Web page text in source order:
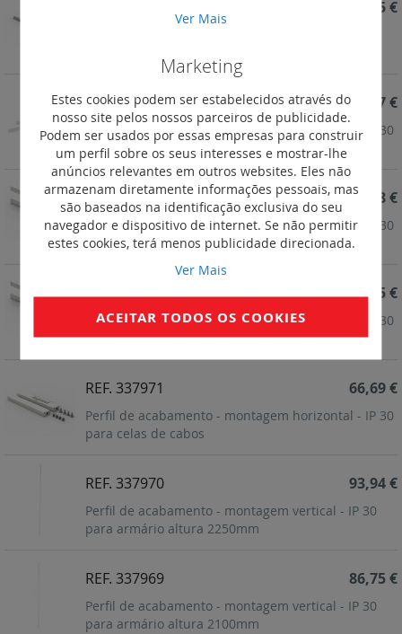
86,75 €
REF. 337974
Perfil de acabamento - montagem horizontal - IP 30
para quadros 36 módulos
96,27 €
REF. 337973
Perfil de acabamento - montagem horizontal - IP 30
para quadros 24 módulos
88,88 €
REF. 337972
Perfil de acabamento - montagem horizontal - IP 30
para quadros 16 módulos
74,05 €
REF. 337971
Perfil de acabamento - montagem horizontal - IP 30
para celas de cabos
66,69 €
REF. 337970
Perfil de acabamento - montagem vertical - IP 30
para armário altura 2250mm
93,94 €
REF. 337969
Perfil de acabamento - montagem vertical - IP 30
para armário altura 2100mm
86,75 €
Ver Mais
Marketing
Estes cookies podem ser estabelecidos através do
nosso site pelos nossos parceiros de publicidade.
Podem ser usados por essas empresas para construir
um perfil sobre os seus interesses e mostrar-lhe
anúncios relevantes em outros websites. Eles não
armazenam diretamente informações pessoais, mas
são baseados na identificação exclusiva do seu
navegador e dispositivo de internet. Se não permitir
estes cookies, terá menos publicidade direcionada.
Ver Mais
ACEITAR TODOS OS COOKIES